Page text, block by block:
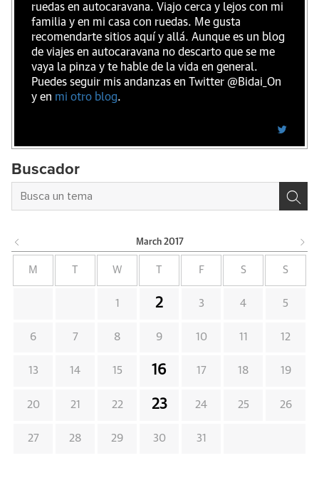
ruedas en autocaravana. Viajo cerca y lejos con mi
familia y en mi casa con ruedas. Me gusta
recomendarte sitios aquí y allá. Aunque es un blog
de viajes en autocaravana no descarto que se me
vaya la pinza y te hable de la vida en general.
Puedes seguir mis andanzas en Twitter @Bidai_On
y en mi otro blog.
Buscador
March 2017
M W F S S
1 2 3 4 5
6 7 8 9 10 11 12
13 14 15 16 17 18 19
20 21 22 23 24 25 26
27 28 29 30 31